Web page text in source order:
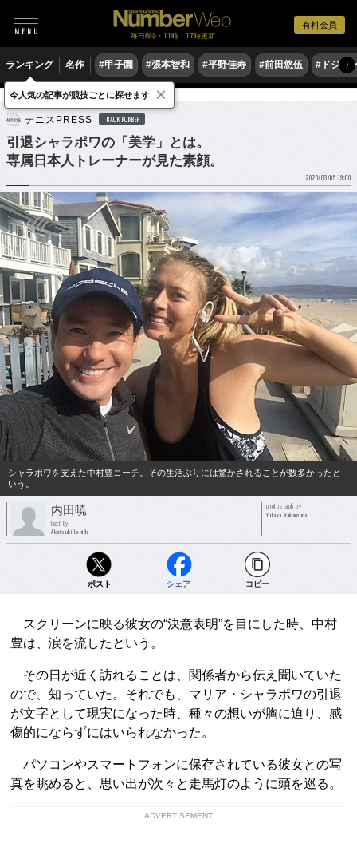
有料会員
毎日6時・11時・17時更新
ランキング 名作 #甲子園 #張本智和 #平野佳寿 #前田悠伍 #ドジャ
〉
テニス 女子テニス
テニスPRESS BACK NUMBER
引退シャラポワの「美学」とは。
専属日本人トレーナーが見た素顔。
2020/03/05 19:00
シャラポワを支えた中村豊コーチ。その生活ぶりには驚かされることが数多かったと
いう。
内田暁
text by
Akatsuki Uchida
photograph by
Yutaka Nakamura
ポスト シェア コピー
スクリーンに映る彼女の“決意表明”を目にした時、中村
豊は、涙を流したという。
その日が近く訪れることは、関係者から伝え聞いていた
ので、知っていた。それでも、マリア・シャラポワの引退
が文字として現実になった時、種々の想いが胸に迫り、感
傷的にならずにはいられなかった。
パソコンやスマートフォンに保存されている彼女との写
真を眺めると、思い出が次々と走馬灯のように頭を巡る。
ADVERTISEMENT
今人気の記事が競技ごとに探せます ×